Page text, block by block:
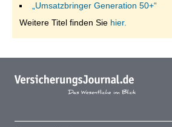
„Umsatzbringer Generation 50+“
Weitere Titel finden Sie hier.